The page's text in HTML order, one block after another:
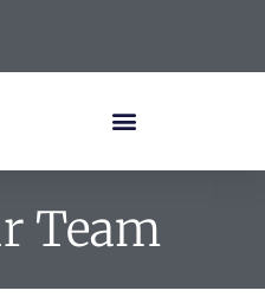
Team